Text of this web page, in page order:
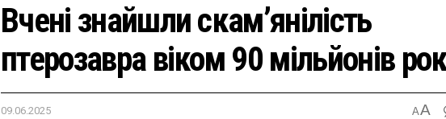
Вчені знайшли скам’янілість
птерозавра віком 90 мільйонів
09.06.2025 AA